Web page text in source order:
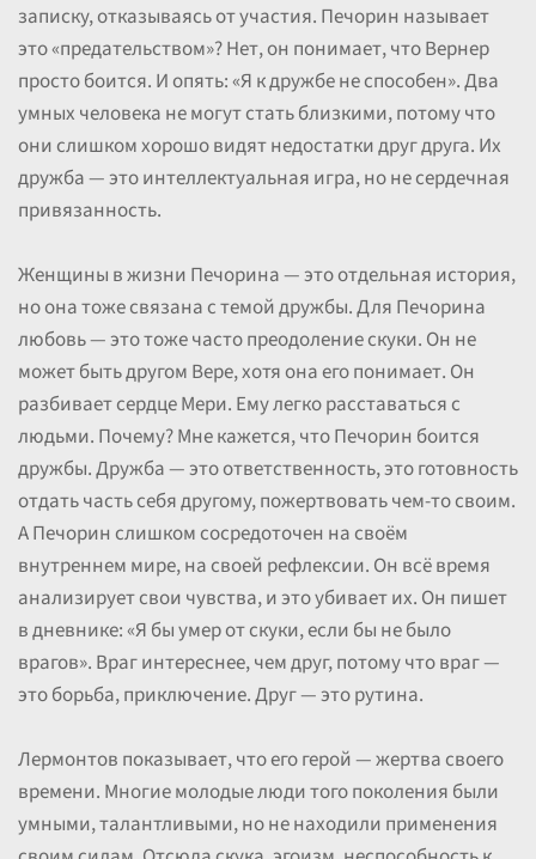
записку, отказываясь от участия. Печорин называет
это «предательством»? Нет, он понимает, что Вернер
просто боится. И опять: «Я к дружбе не способен». Два
умных человека не могут стать близкими, потому что
они слишком хорошо видят недостатки друг друга. Их
дружба — это интеллектуальная игра, но не сердечная
привязанность.
Женщины в жизни Печорина — это отдельная история,
но она тоже связана с темой дружбы. Для Печорина
любовь — это тоже часто преодоление скуки. Он не
может быть другом Вере, хотя она его понимает. Он
разбивает сердце Мери. Ему легко расставаться с
людьми. Почему? Мне кажется, что Печорин боится
дружбы. Дружба — это ответственность, это готовность
отдать часть себя другому, пожертвовать чем-то своим.
А Печорин слишком сосредоточен на своём
внутреннем мире, на своей рефлексии. Он всё время
анализирует свои чувства, и это убивает их. Он пишет
в дневнике: «Я бы умер от скуки, если бы не было
врагов». Враг интереснее, чем друг, потому что враг —
это борьба, приключение. Друг — это рутина.
Лермонтов показывает, что его герой — жертва своего
времени. Многие молодые люди того поколения были
умными, талантливыми, но не находили применения